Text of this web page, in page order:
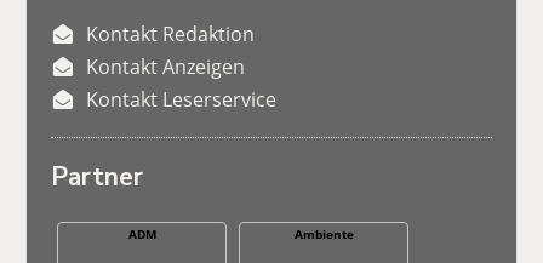
Kontakt Redaktion
Kontakt Anzeigen
Kontakt Leserservice
Partner
ADM Ambiente